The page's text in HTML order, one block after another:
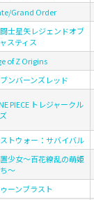
Grand Order
士星矢レジェンドオブ
スティス
of Z Origins
ンバーンズレッド
PIECE トレジャークル
トウォー：サバイバル
少女～百花繚乱の萌姫
～
ーンブラスト